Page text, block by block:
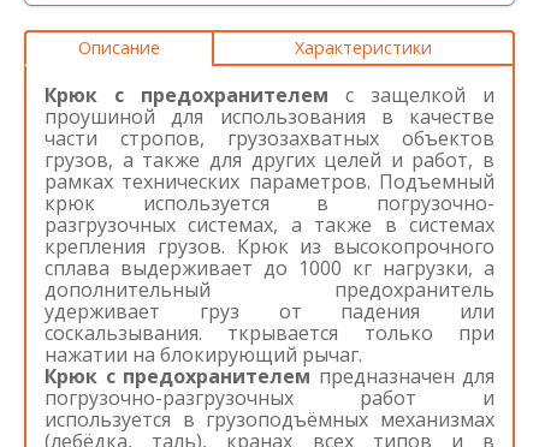
Описание Характеристики
Крюк с предохранителем с защелкой и
проушиной для использования в качестве
части стропов, грузозахватных объектов
грузов, а также для других целей и работ, в
рамках технических параметров. Подъемный
крюк используется в погрузочно-
разгрузочных системах, а также в системах
крепления грузов. Крюк из высокопрочного
сплава выдерживает до 1000 кг нагрузки, а
дополнительный предохранитель
удерживает груз от падения или
соскальзывания. ткрывается только при
нажатии на блокирующий рычаг.
Крюк с предохранителем предназначен для
погрузочно-разгрузочных работ и
используется в грузоподъёмных механизмах
(лебёдка, таль), кранах всех типов и в